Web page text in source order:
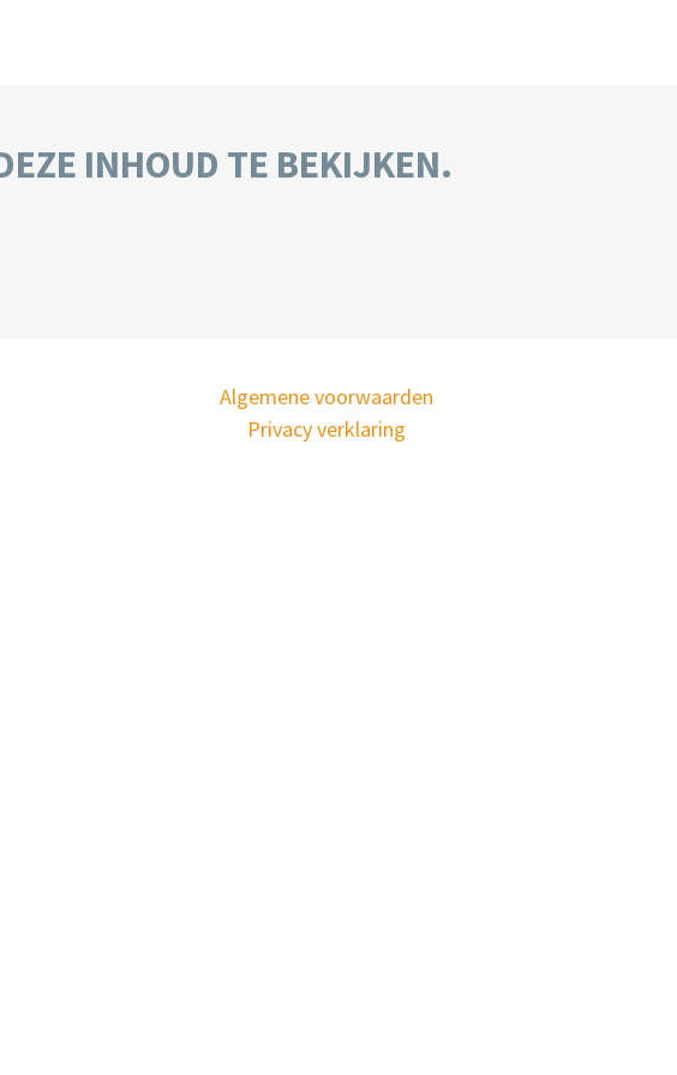
INHOUD TE BEKIJKEN.
Algemene voorwaarden
Privacy verklaring